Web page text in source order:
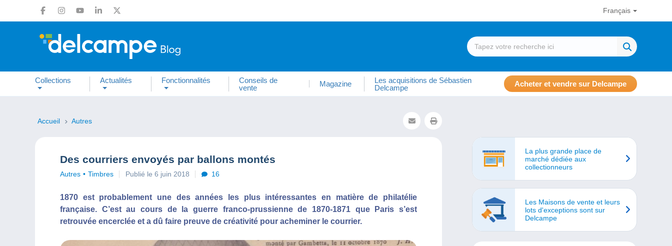
Français
Collections Actualités Fonctionnalités
Conseils de
vente
Magazine
Les acquisitions de Sébastien
Delcampe
Acheter et vendre sur Delcampe
Accueil Autres
Des courriers envoyés par ballons montés
Autres Timbres Publié le 6 juin 2018 16
1870 est probablement une des années les plus intéressantes en matière de philatélie
française. C’est au cours de la guerre franco-prussienne de 1870-1871 que Paris s’est
retrouvée encerclée et a dû faire preuve de créativité pour acheminer le courrier.
La plus grande place de
marché dédiée aux
collectionneurs
Les Maisons de vente et leurs
lots d'exceptions sont sur
Delcampe